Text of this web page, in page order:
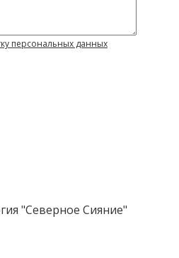
персональных данных
"Северное Сияние"